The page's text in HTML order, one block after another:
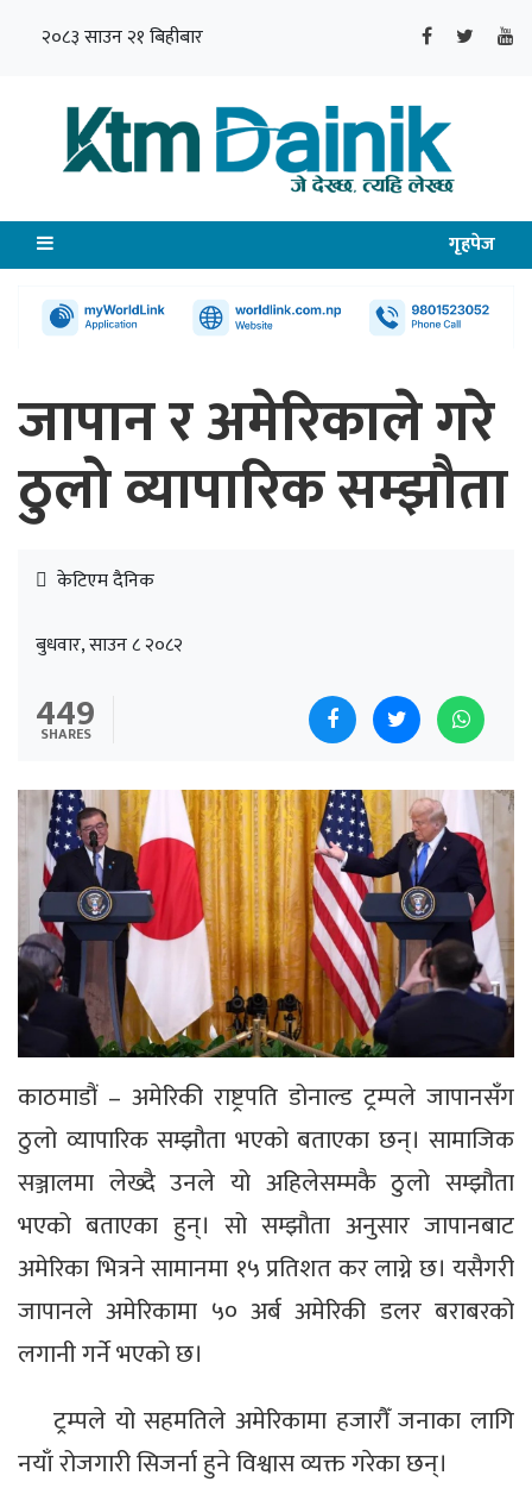
२०८३ साउन २१ बिहीबार
गृहपेज
जापान र अमेरिकाले गरे
ठुलो व्यापारिक सम्झौता
केटिएम दैनिक
बुधवार, साउन ८ २०८२
449
SHARES
काठमाडौं – अमेरिकी राष्ट्रपति डोनाल्ड ट्रम्पले जापानसँग
ठुलो व्यापारिक सम्झौता भएको बताएका छन्। सामाजिक
सञ्जालमा लेख्दै उनले यो अहिलेसम्मकै ठुलो सम्झौता
भएको बताएका हुन्। सो सम्झौता अनुसार जापानबाट
अमेरिका भित्रने सामानमा १५ प्रतिशत कर लाग्ने छ। यसैगरी
जापानले अमेरिकामा ५० अर्ब अमेरिकी डलर बराबरको
लगानी गर्ने भएको छ।
ट्रम्पले यो सहमतिले अमेरिकामा हजारौँ जनाका लागि
नयाँ रोजगारी सिजर्ना हुने विश्वास व्यक्त गरेका छन्।